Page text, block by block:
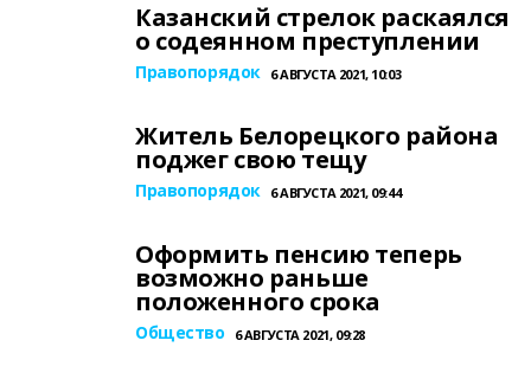
Казанский стрелок раскаялся
о содеянном преступлении
Правопорядок 6 АВГУСТА 2021, 10:03
Житель Белорецкого района
поджег свою тещу
Правопорядок 6 АВГУСТА 2021, 09:44
Оформить пенсию теперь
возможно раньше
положенного срока
Общество 6 АВГУСТА 2021, 09:28